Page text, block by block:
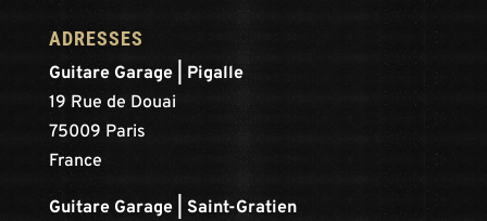
ADRESSES
Guitare Garage | Pigalle
19 Rue de Douai
75009 Paris
France
Guitare Garage | Saint-Gratien